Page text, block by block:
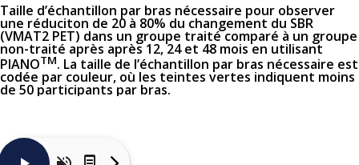
Taille d’échantillon par bras nécessaire pour observer
une réduciton de 20 à 80% du changement du SBR
(VMAT2 PET) dans un groupe traité comparé à un groupe
non-traité après après 12, 24 et 48 mois en utilisant
PIANOTM. La taille de l’échantillon par bras nécessaire est
codée par couleur, où les teintes vertes indiquent moins
de 50 participants par bras.